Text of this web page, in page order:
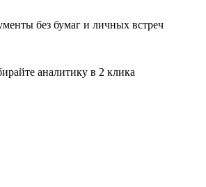
без бумаг и личных встреч
аналитику в 2 клика